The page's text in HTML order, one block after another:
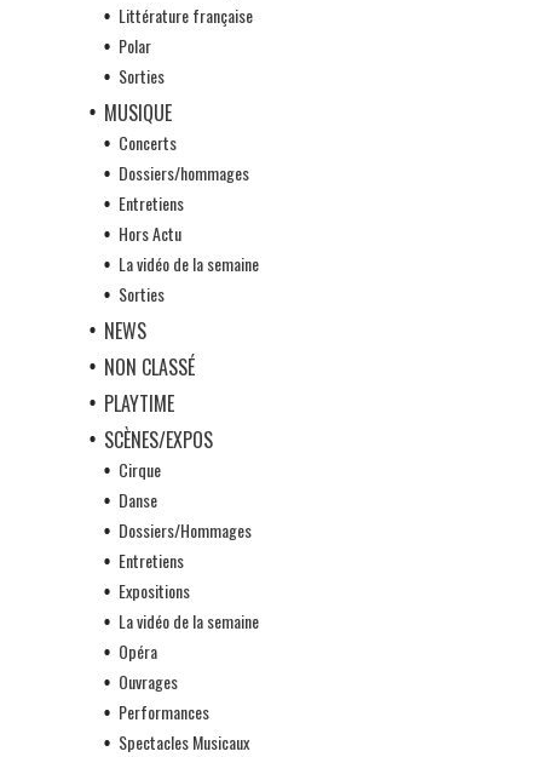
Littérature française
Polar
Sorties
MUSIQUE
Concerts
Dossiers/hommages
Entretiens
Hors Actu
La vidéo de la semaine
Sorties
NEWS
NON CLASSÉ
PLAYTIME
SCÈNES/EXPOS
Cirque
Danse
Dossiers/Hommages
Entretiens
Expositions
La vidéo de la semaine
Opéra
Ouvrages
Performances
Spectacles Musicaux